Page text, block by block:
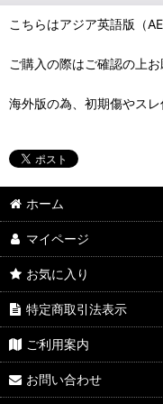
こちらはアジア英語版（
ご購入の際はご確認の上お
海外版の為、初期傷やス
ホーム
マイページ
お気に入り
特定商取引法表示
ご利用案内
お問い合わせ